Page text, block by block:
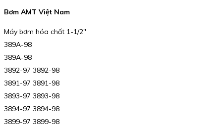
Bơm AMT Việt Nam
Máy bơm hóa chất 1-1/2″
389A-98
389A-98
3892-97 3892-98
3891-97 3891-98
3893-97 3893-98
3894-97 3894-98
3899-97 3899-98